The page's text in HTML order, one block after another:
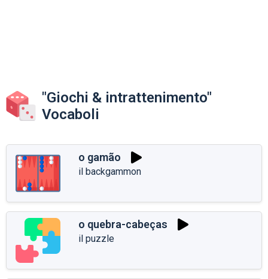
"Giochi & intrattenimento"
Vocaboli
o gamão
il backgammon
o quebra-cabeças
il puzzle